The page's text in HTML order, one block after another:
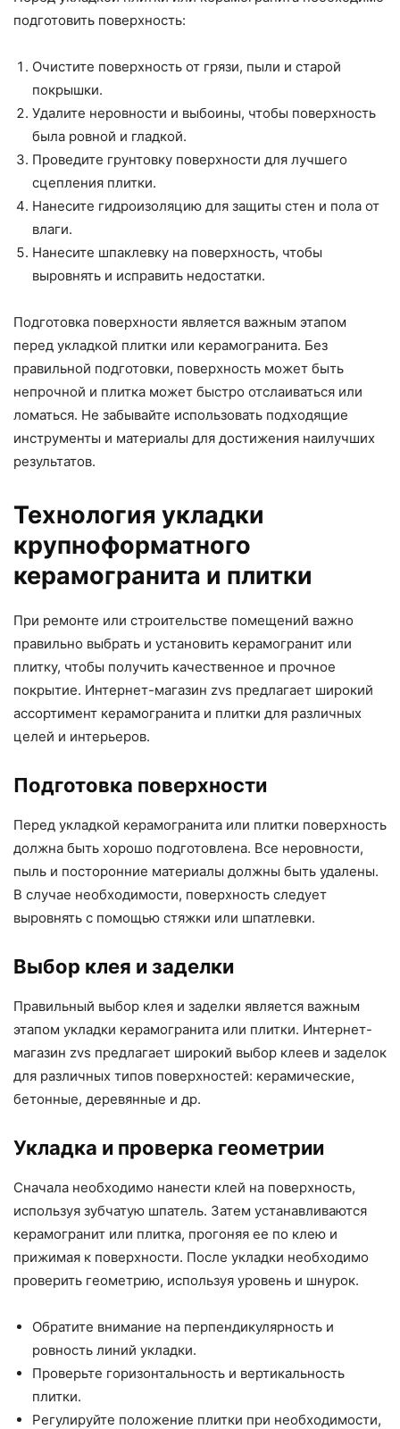
подготовить поверхность:
Очистите поверхность от грязи, пыли и старой
покрышки.
Удалите неровности и выбоины, чтобы поверхность
была ровной и гладкой.
Проведите грунтовку поверхности для лучшего
сцепления плитки.
Нанесите гидроизоляцию для защиты стен и пола от
влаги.
Нанесите шпаклевку на поверхность, чтобы
выровнять и исправить недостатки.
Подготовка поверхности является важным этапом
перед укладкой плитки или керамогранита. Без
правильной подготовки, поверхность может быть
непрочной и плитка может быстро отслаиваться или
ломаться. Не забывайте использовать подходящие
инструменты и материалы для достижения наилучших
результатов.
Технология укладки
крупноформатного
керамогранита и плитки
При ремонте или строительстве помещений важно
правильно выбрать и установить керамогранит или
плитку, чтобы получить качественное и прочное
покрытие. Интернет-магазин zvs предлагает широкий
ассортимент керамогранита и плитки для различных
целей и интерьеров.
Подготовка поверхности
Перед укладкой керамогранита или плитки поверхность
должна быть хорошо подготовлена. Все неровности,
пыль и посторонние материалы должны быть удалены.
В случае необходимости, поверхность следует
выровнять с помощью стяжки или шпатлевки.
Выбор клея и заделки
Правильный выбор клея и заделки является важным
этапом укладки керамогранита или плитки. Интернет-
магазин zvs предлагает широкий выбор клеев и заделок
для различных типов поверхностей: керамические,
бетонные, деревянные и др.
Укладка и проверка геометрии
Сначала необходимо нанести клей на поверхность,
используя зубчатую шпатель. Затем устанавливаются
керамогранит или плитка, прогоняя ее по клею и
прижимая к поверхности. После укладки необходимо
проверить геометрию, используя уровень и шнурок.
Обратите внимание на перпендикулярность и
ровность линий укладки.
Проверьте горизонтальность и вертикальность
плитки.
Регулируйте положение плитки при необходимости,